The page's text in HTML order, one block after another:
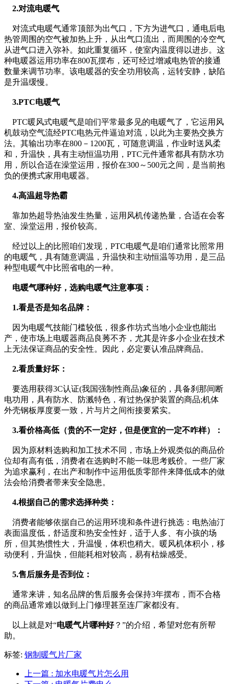
2.对流电暖气
对流式电暖气通常顶部为出气口，下方为进气口，通电后电
热管周围的空气被加热上升，从出气口流出，而周围的冷空气
从进气口进入弥补。如此重复循环，使室内温度得以进步。这
种电暖器运用功率在800瓦摆布，还可经过增减电热管的接通
数量来调节功率。该电暖器的安全功用较高，运转安静，缺陷
是升温缓慢。
3.PTC电暖气
PTC暖风式电暖气是咱们平常最多见的电暖气了，它运用风
机鼓动空气流经PTC电热元件逼迫对流，以此为主要热交换方
法。其输出功率在800－1200瓦，可随意调温，作业时送风柔
和，升温快，具有主动恒温功用，PTC元件通常都具有防水功
用，所以合适在澡堂运用，报价在300～500元之间，是当前抱
负的便携式家用电暖器。
4.高温超导热霸
靠加热超导热油发生热量，运用风机传递热量，合适在会客
室、澡堂运用，报价较高。
经过以上的比照咱们发现，PTC电暖气是咱们通常比照常用
的电暖气，具有随意调温，升温快和主动恒温等功用，是三品
种型电暖气中比照省电的一种。
电暖气哪种好，选购电暖气注意事项：
1.看是否是知名品牌：
因为电暖气技能门槛较低，很多作坊式当地小企业也能出
产，使市场上电暖器商品良莠不齐，尤其是许多小企业在技术
上无法保证商品的安全性。因此，必定要认准品牌商品。
2.看质量好坏：
要选用获得3C认证(我国强制性商品)象征的，具备刹那间断
电功用，具有防水、防溅特色，有过热保护装置的商品;机体
外壳钢板厚度要一致，片与片之间衔接要紧实。
3.看价格高低（贵的不一定好，但是便宜的一定不咋样）：
因为原材料选购和加工技术不同，市场上外观类似的商品价
位却有高有低，消费者在选购时不能一味思考贱价。一些厂家
为追求赢利，在出产和制作中运用低质零部件来降低成本的做
法会给消费者带来安全隐患。
4.根据自己的需求选择种类：
消费者能够依据自己的运用环境和条件进行挑选：电热油汀
表面温度低，舒适度和热安全性好，适于人多、有小孩的场
所，但其热惯性大，升温慢，体积也稍大。暖风机体积小，移
动便利，升温快，但能耗相对较高，易有枯燥感受。
5.售后服务是否到位：
通常来讲，知名品牌的售后服务会保持3年摆布，而不合格
的商品通常难以做到上门修理甚至连厂家都没有。
以上就是对“电暖气片哪种好？”的介绍，希望对您有所帮
助。
标签: 钢制暖气片厂家
上一篇 : 加水电暖气片怎么用